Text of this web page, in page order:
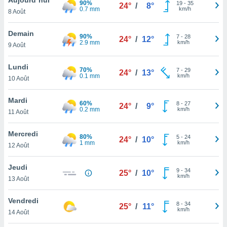
et
»,
au
vous
qu'ils
ou
le
ainsi
un
la
du
8 Août
90%
0.7 mm
24° / 8° 19- 35
km/h
Demain
9 Août
90%
2.9 mm
24° / 12° 7- 28
km/h
Lundi
10 Août
70%
0.1 mm
24° / 13° 7- 29
km/h
Mardi
11 Août
60%
0.2 mm
24° / 9° 8- 27
km/h
Mercredi
12 Août
80%
1 mm
24° / 10° 5- 24
km/h
Jeudi
13 Août
25° / 10° 9- 34
km/h
Vendredi
14 Août
25° / 11° 8- 34
km/h